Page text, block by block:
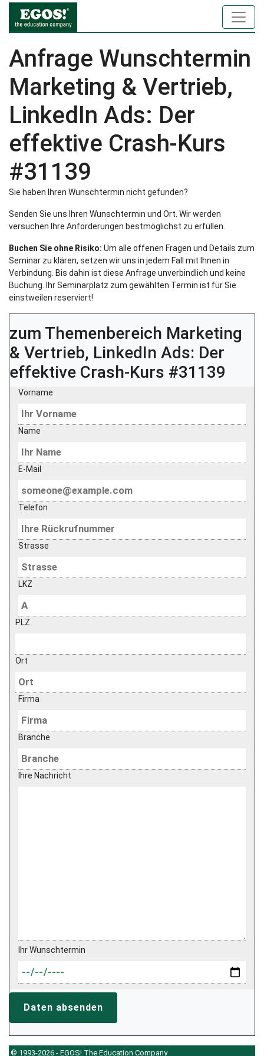
Anfrage Wunschtermin
Marketing & Vertrieb,
LinkedIn Ads: Der
effektive Crash-Kurs
#31139
Sie haben Ihren Wunschtermin nicht gefunden?
Senden Sie uns Ihren Wunschtermin und Ort. Wir werden
versuchen Ihre Anforderungen bestmöglichst zu erfüllen.
Buchen Sie ohne Risiko: Um alle offenen Fragen und Details zum
Seminar zu klären, setzen wir uns in jedem Fall mit Ihnen in
Verbindung. Bis dahin ist diese Anfrage unverbindlich und keine
Buchung. Ihr Seminarplatz zum gewählten Termin ist für Sie
einstweilen reserviert!
zum Themenbereich Marketing
& Vertrieb, LinkedIn Ads: Der
effektive Crash-Kurs #31139
Vorname
Name
E-Mail
Telefon
Strasse
LKZ
PLZ
Ort
Firma
Branche
Ihre Nachricht
Ihr Wunschtermin
Daten absenden
© 1993-2026 - EGOS! The Education Company